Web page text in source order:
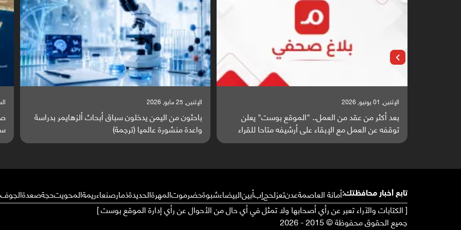
الإثنين, 25 مايو, 2026
باحثون من اليمن يدخلون سباق أبحاث ألزهايمر بدراسة
واعدة منشورة عالميا (ترجمة)
السبت, 23 مايو, 2026
صراع دولي يتصاعد قرب اليمن والبحر الأحمر يتحول إلى
ساحة مواجهة عالمية (ترجمة)
تابع أخبار محافظتك:أمانة العاصمةعدنتعزلحجإبأبينالبيضاءشبوةحضرموتالمهرةالحديدةذمارصنعاءريمةالمحويتحجةصعدةالجوف
[ الكتابات والآراء تعبر عن رأي أصحابها ولا تمثل في أي حال من الأحوال عن رأي إدارة الموقع بوست ]
جميع الحقوق محفوظة © 2015 - 2026